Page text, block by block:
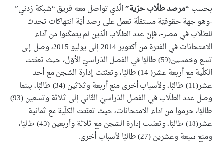
بحسب “مرصد طلّاب حرّية”الّذي تواصل معه فريق “شبكة زدني”
-وهو جهة حقوقيّة مستقلّة تعمل على رصد أيّة انتهاكات تحدث
للطلّاب في مصر-، فإنّ عدد الطلّاب الّذين لم يتمكّنوا من آداء
الامتحانات في الفترة من أكتوبر 2014 إلى يوليو 2015، وصل إلى
تسع وخمسين(59) طالبًا في الفصل الدّراسيّ الأوّل، حيث تعنّتت
الكلّية مع أربعة عشر( 14) طالبًا، وتعنّتت إدارة السّجن مع أحد
عشر(11) طالبًا، ولأسباب أخرى منع أربعة وثلاثين (34) طالبًا، بينما
وصل عدد الطلّاب في الفصل الدّراسيّ الثّاني إلى ثلاثة وتسعين (93)
طالبًا، حرموا من آداء الامتحانات، حيث تعنّتت الكلّية مع ثمانية
عشر(18) طالبًا، وتعنّتت إدارة السّجن مع ثلاثة وأربعين (43) طالبًا،
ومنع سبعة وعشرين (27) طالبًا لأسباب أخرى.